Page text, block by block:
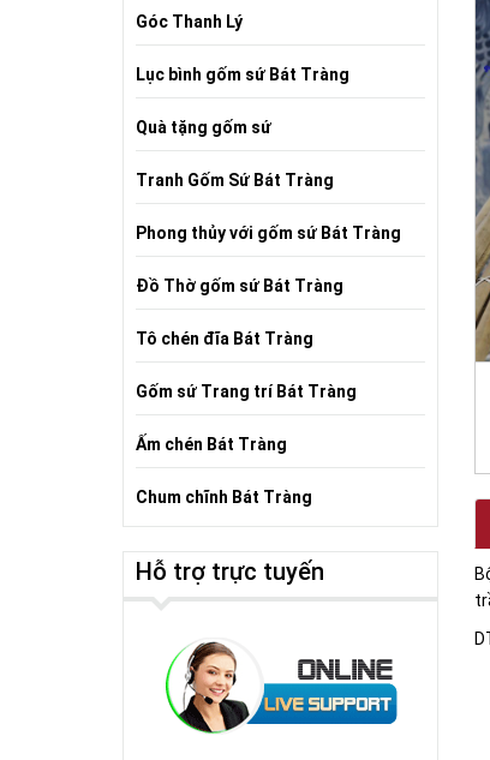
Góc Thanh Lý
Lục bình gốm sứ Bát Tràng
Quà tặng gốm sứ
Tranh Gốm Sứ Bát Tràng
Phong thủy với gốm sứ Bát Tràng
Đồ Thờ gốm sứ Bát Tràng
Tô chén đĩa Bát Tràng
Gốm sứ Trang trí Bát Tràng
Ấm chén Bát Tràng
Chum chĩnh Bát Tràng
Hỗ trợ trực tuyến